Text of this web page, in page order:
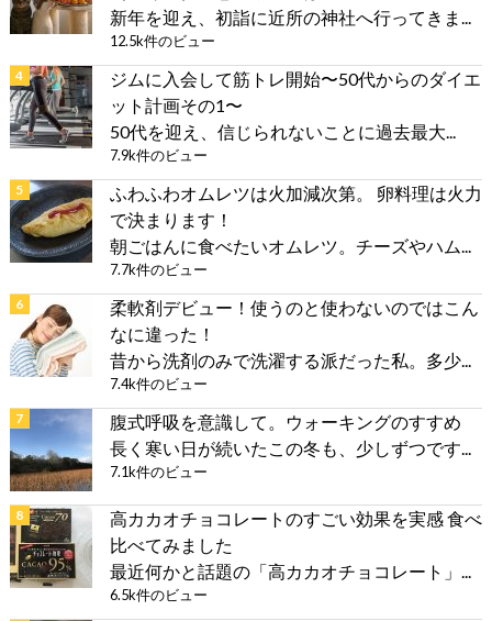
新年を迎え、初詣に近所の神社へ行ってきま...
12.5k件のビュー
ジムに入会して筋トレ開始〜50代からのダイエ
ット計画その1〜
50代を迎え、信じられないことに過去最大...
7.9k件のビュー
ふわふわオムレツは火加減次第。 卵料理は火力
で決まります！
朝ごはんに食べたいオムレツ。チーズやハム...
7.7k件のビュー
柔軟剤デビュー！使うのと使わないのではこん
なに違った！
昔から洗剤のみで洗濯する派だった私。多少...
7.4k件のビュー
腹式呼吸を意識して。ウォーキングのすすめ
長く寒い日が続いたこの冬も、少しずつです...
7.1k件のビュー
高カカオチョコレートのすごい効果を実感 食べ
比べてみました
最近何かと話題の「高カカオチョコレート」...
6.5k件のビュー